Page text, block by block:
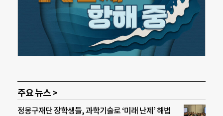
주요 뉴스 >
정몽구재단 장학생들, 과학기술로 ‘미래 난제’ 해법